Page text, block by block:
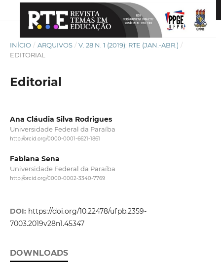
INÍCIO / ARQUIVOS / V. 28 N. 1 (2019): RTE (JAN.-ABR.) /
EDITORIAL
Editorial
Ana Cláudia Silva Rodrigues
Universidade Federal da Paraíba
http://orcid.org/0000-0001-6621-1861
Fabiana Sena
Universidade Federal da Paraíba
http://orcid.org/0000-0002-3340-7769
DOI: https://doi.org/10.22478/ufpb.2359-
7003.2019v28n1.45347
DOWNLOADS